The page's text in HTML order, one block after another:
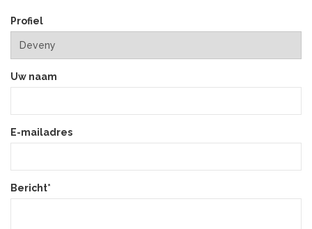
Profiel
Uw naam
E-mailadres
Bericht*